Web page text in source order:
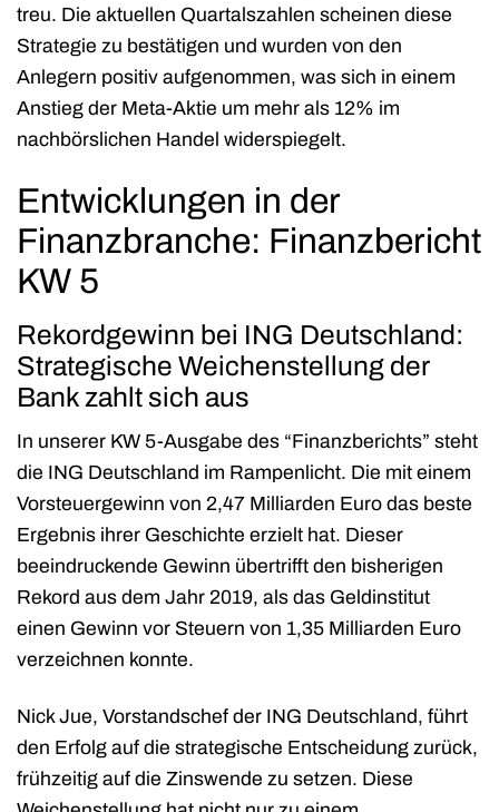
treu. Die aktuellen Quartalszahlen scheinen diese
Strategie zu bestätigen und wurden von den
Anlegern positiv aufgenommen, was sich in einem
Anstieg der Meta-Aktie um mehr als 12% im
nachbörslichen Handel widerspiegelt.
Entwicklungen in der
Finanzbranche: Finanzbericht
KW 5
Rekordgewinn bei ING Deutschland:
Strategische Weichenstellung der
Bank zahlt sich aus
In unserer KW 5-Ausgabe des “Finanzberichts” steht
die ING Deutschland im Rampenlicht. Die mit einem
Vorsteuergewinn von 2,47 Milliarden Euro das beste
Ergebnis ihrer Geschichte erzielt hat. Dieser
beeindruckende Gewinn übertrifft den bisherigen
Rekord aus dem Jahr 2019, als das Geldinstitut
einen Gewinn vor Steuern von 1,35 Milliarden Euro
verzeichnen konnte.
Nick Jue, Vorstandschef der ING Deutschland, führt
den Erfolg auf die strategische Entscheidung zurück,
frühzeitig auf die Zinswende zu setzen. Diese